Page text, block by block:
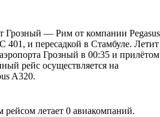
Грозный — Рим от компании Pegasus
401, и пересадкой в Стамбуле. Летит
Грозный в 00:35 и прилётом
рейс осуществляется на
A320.
летает 0 авиакомпаний.